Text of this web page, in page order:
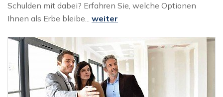
Schulden mit dabei? Erfahren Sie, welche Optionen
Ihnen als Erbe bleibe... weiter